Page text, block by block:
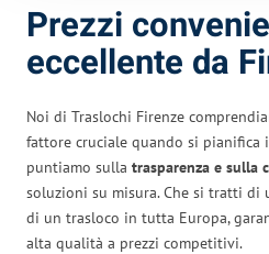
Prezzi
eccellente da
Noi di Traslochi Firenze
fattore cruciale quando si pianifica
puntiamo sulla trasparenza e sulla
soluzioni su misura. Che si tratti di
di un trasloco in tutta Europa,
alta qualità a prezzi competitivi.